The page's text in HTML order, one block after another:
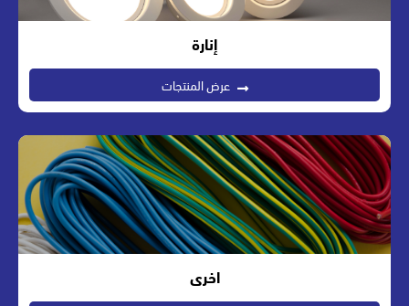
إنارة
عرض المنتجات
اخرى